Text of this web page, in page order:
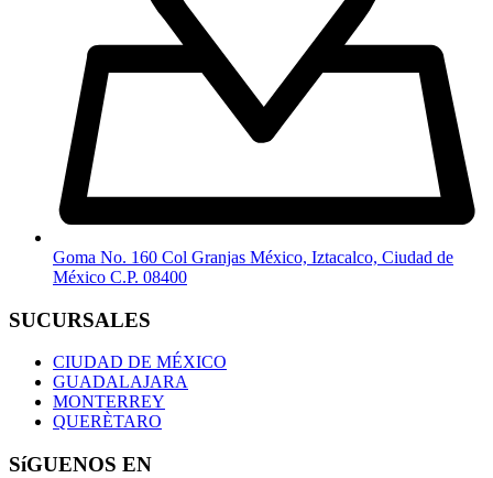
Goma No. 160 Col Granjas México, Iztacalco, Ciudad de
México C.P. 08400
SUCURSALES
CIUDAD DE MÉXICO
GUADALAJARA
MONTERREY
QUERÈTARO
SíGUENOS EN